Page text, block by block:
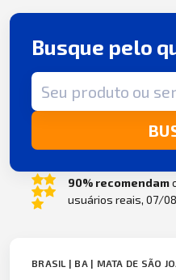
Busque pelo
Termo de busca
90% recomendam
usuários reais, 07/
BRASIL | BA | MATA DE SÃO